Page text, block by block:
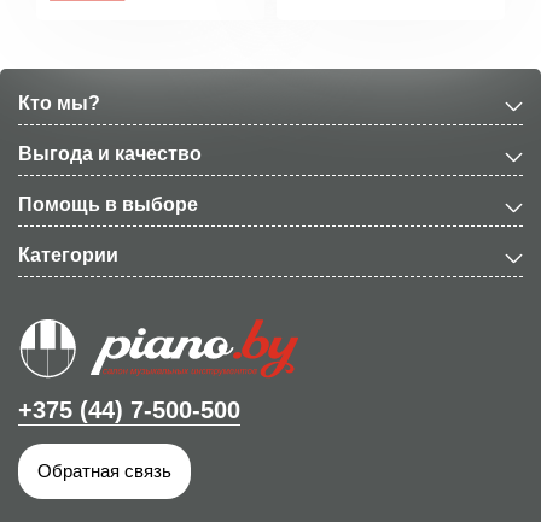
Кто мы?
Выгода и качество
Помощь в выборе
Категории
+375 (44) 7-500-500
Обратная связь